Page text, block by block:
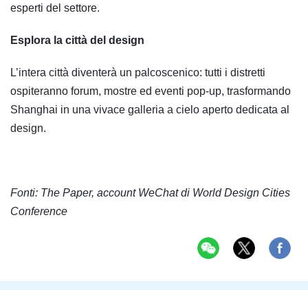
esperti del settore.
Esplora la città del design
L’intera città diventerà un palcoscenico: tutti i distretti
ospiteranno forum, mostre ed eventi pop-up, trasformando
Shanghai in una vivace galleria a cielo aperto dedicata al
design.
Fonti: The Paper, account WeChat di World Design Cities
Conference